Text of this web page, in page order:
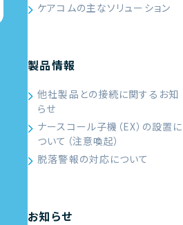
ケアコムの主なソリューション
製品情報
他社製品との接続に関するお知
らせ
ナースコール子機（EX）の設置に
ついて（注意喚起）
脱落警報の対応について
お知らせ